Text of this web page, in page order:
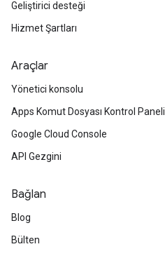
Geliştirici desteği
Hizmet Şartları
Araçlar
Yönetici konsolu
Apps Komut Dosyası Kontrol Paneli
Google Cloud Console
API Gezgini
Bağlan
Blog
Bülten